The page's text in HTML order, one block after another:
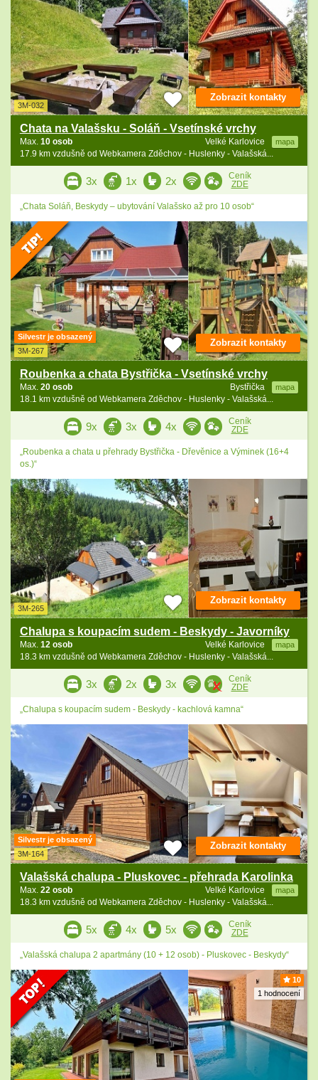
3M-032
Chata na Valašsku - Soláň - Vsetínské vrchy
Velké Karlovice mapa
Max. 10 osob
17.9 km vzdušně od Webkamera Zděchov - Huslenky - Valašská...
Zobrazit kontakty
3x 1x 2x
Ceník
ZDE
„Chata Soláň, Beskydy – ubytování Valašsko až pro 10 osob“
Silvestr je obsazený
3M-267
Roubenka a chata Bystřička - Vsetínské vrchy
Bystřička mapa
Max. 20 osob
18.1 km vzdušně od Webkamera Zděchov - Huslenky - Valašská...
Zobrazit kontakty
9x 3x 4x
Ceník
ZDE
„Roubenka a chata u přehrady Bystřička - Dřevěnice a Výminek (16+4
os.)“
3M-265
Chalupa s koupacím sudem - Beskydy - Javorníky
Velké Karlovice mapa
Max. 12 osob
18.3 km vzdušně od Webkamera Zděchov - Huslenky - Valašská...
Zobrazit kontakty
3x 2x 3x
Ceník
ZDE
„Chalupa s koupacím sudem - Beskydy - kachlová kamna“
Silvestr je obsazený
3M-164
Valašská chalupa - Pluskovec - přehrada Karolinka
Velké Karlovice mapa
Max. 22 osob
18.3 km vzdušně od Webkamera Zděchov - Huslenky - Valašská...
Zobrazit kontakty
5x 4x 5x
Ceník
ZDE
„Valašská chalupa 2 apartmány (10 + 12 osob) - Pluskovec - Beskydy“
10
1 hodnocení